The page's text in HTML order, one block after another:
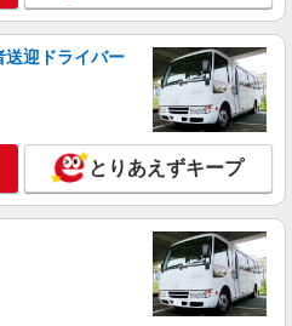
人気機種に詳しくなれる携帯販
円〜 ※残業代支給 ★交通費別途支給
万円支給(規定有) お友達を紹介
ティブ支給(規定有) ★月2回払
能（規程有）★ ゜・。○。・゜
+゜
古屋市西区のsoftbankショップ
詳細を見る
種に詳しくなれる携帯販売
円〜1600円（経験・能力による） ※
送迎ドライバー
とりあえずキープ